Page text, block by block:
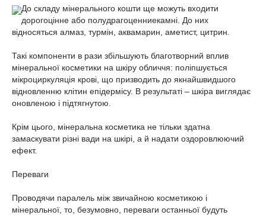
До складу мінерального кошти ще можуть входити
дорогоцінне або полудрагоценниекамні. До них
відносяться алмаз, турмін, аквамарин, аметист, цитрин.
Такі компоненти в рази збільшують благотворний вплив
мінеральної косметики на шкіру обличчя: поліпшується
мікроциркуляція крові, що призводить до якнайшвидшого
відновленню клітин епідермісу. В результаті – шкіра виглядає
оновленою і підтягнутою.
Крім цього, мінеральна косметика не тільки здатна
замаскувати різні вади на шкірі, а й надати оздоровлюючий
ефект.
Переваги
Проводячи паралель між звичайною косметикою і
мінеральної, то, безумовно, переваги останньої будуть